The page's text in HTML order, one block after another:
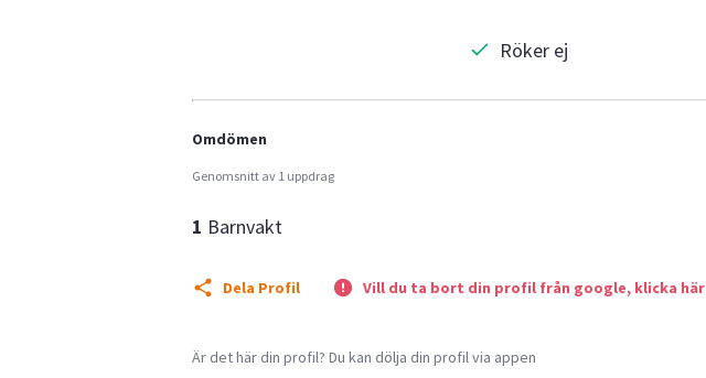
Röker ej
Omdömen
Genomsnitt av 1 uppdrag
1 Barnvakt
Dela Profil Vill du ta bort din profil från google, klicka här
Är det här din profil? Du kan dölja din profil via appen